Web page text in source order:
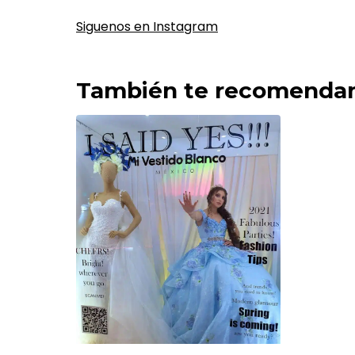
Siguenos en Instagram
También te